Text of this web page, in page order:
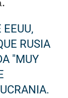
RUSIA
"MUY